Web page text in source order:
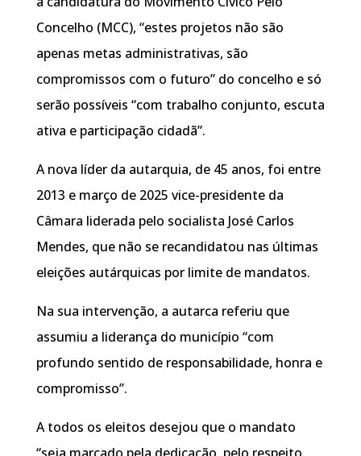
Concelho (MCC), “estes projetos não são
apenas metas administrativas, são
compromissos com o futuro” do concelho e só
serão possíveis “com trabalho conjunto, escuta
ativa e participação cidadã”.
A nova líder da autarquia, de 45 anos, foi entre
2013 e março de 2025 vice-presidente da
Câmara liderada pelo socialista José Carlos
Mendes, que não se recandidatou nas últimas
eleições autárquicas por limite de mandatos.
Na sua intervenção, a autarca referiu que
assumiu a liderança do município “com
profundo sentido de responsabilidade, honra e
compromisso”.
A todos os eleitos desejou que o mandato